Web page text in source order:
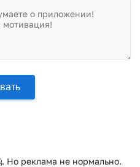
Но реклама не нормально.